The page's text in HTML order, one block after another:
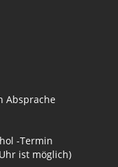
Absprache
-Termin
ist möglich)